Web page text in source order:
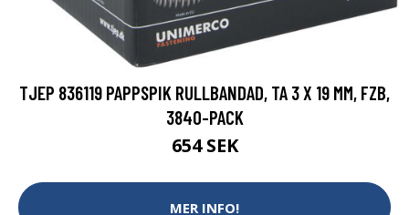
TJEP 836119 PAPPSPIK RULLBANDAD, TA 3 X 19 MM, FZB,
3840-PACK
654 SEK
MER INFO!